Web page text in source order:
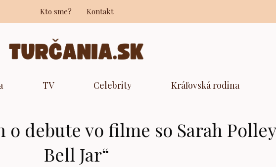
Kto sme? Kontakt
TV Celebrity Kráľovská rodina
debute vo filme so Sarah
Bell Jar“